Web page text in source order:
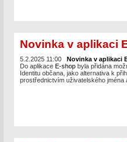
Novinka v aplikaci
5.2.2025 11:00 Novinka v aplikaci
Do aplikace E-shop byla přidána
Identitu občana, jako alternativa k
prostřednictvím uživatelského jména